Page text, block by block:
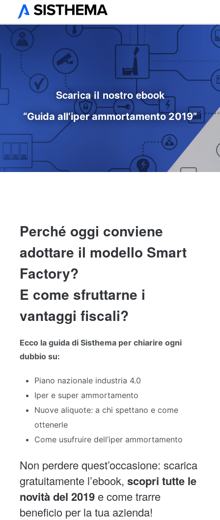
Scarica il nostro ebook
“Guida all’iper ammortamento 2019”
Perché oggi conviene
adottare il modello Smart
Factory?
E come sfruttarne i
vantaggi fiscali?
Ecco la guida di Sisthema per chiarire ogni
dubbio su:
Piano nazionale industria 4.0
Iper e super ammortamento
Nuove aliquote: a chi spettano e come
ottenerle
Come usufruire dell’iper ammortamento
Non perdere quest’occasione: scarica
gratuitamente l’ebook, scopri tutte le
novità del 2019 e come trarre
beneficio per la tua azienda!